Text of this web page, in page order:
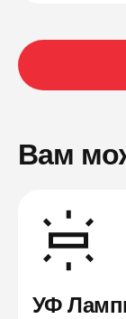
Вам
УФ